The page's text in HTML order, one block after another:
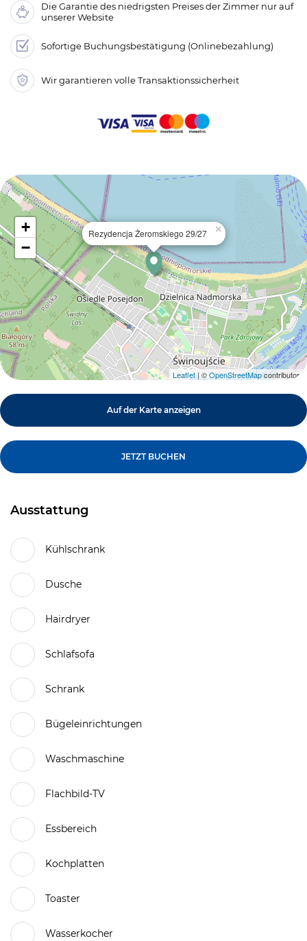
Die Garantie des niedrigsten Preises der Zimmer nur auf
unserer Website
Sofortige Buchungsbestätigung (Onlinebezahlung)
Wir garantieren volle Transaktionssicherheit
Rezydencja Żeromskiego 29/27 ×
+
−
Leaflet| ©OpenStreetMapcontributors
Auf der Karte anzeigen
JETZT BUCHEN
Ausstattung
Kühlschrank
Dusche
Hairdryer
Schlafsofa
Schrank
Bügeleinrichtungen
Waschmaschine
Flachbild-TV
Essbereich
Kochplatten
Toaster
Wasserkocher